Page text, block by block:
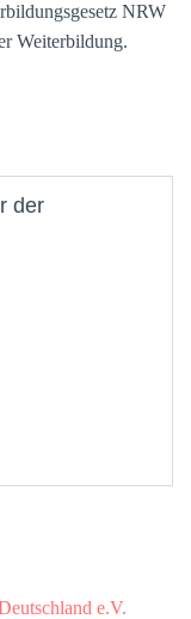
NRW
Weiterbildung.
der
e.V.